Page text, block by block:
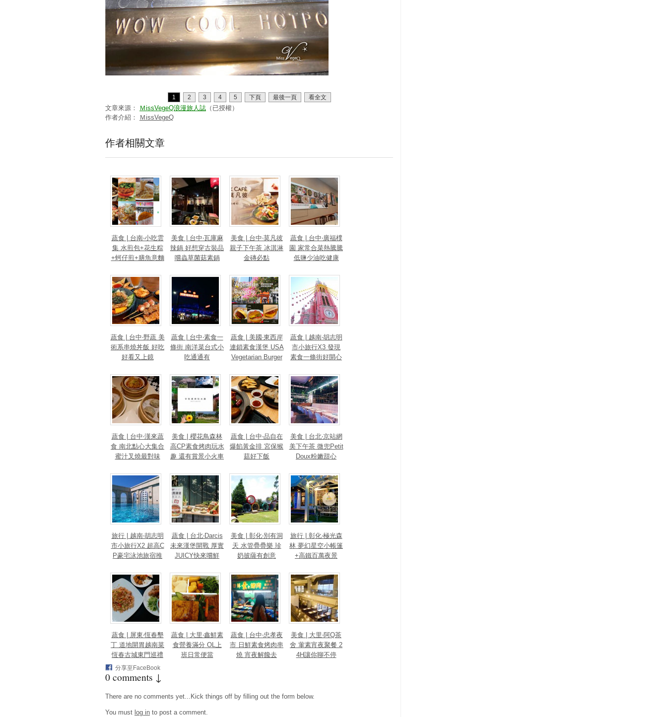
1 2 3 4 5 下頁 最後一頁 看全文
文章來源： ＭissVegeQ浪漫旅人誌 （已授權）
作者介紹：
ＭissVegeQ
作者相關文章
蔬食 | 台南‧小吃雲
集 水煎包+花生粽
+蚵仔煎+膳魚意麵
美食 | 台中‧瓦庫麻
辣鍋 好想穿古裝品
嚐蟲草菌菇素鍋
美食 | 台中‧莫凡彼
親子下午茶 冰淇淋
金磚必點
蔬食 | 台中‧廣福樸
園 家常合菜熱騰騰
低鹽少油吃健康
蔬食 | 台中‧野蔬 美
術系串燒丼飯 好吃
好看又上鏡
蔬食 | 台中‧素食一
條街 南洋菜台式小
吃通通有
蔬食 | 美國‧東西岸
連鎖素食漢堡 USA
Vegetarian Burger
蔬食 | 越南‧胡志明
市小旅行X3 發現
素食一條街好開心
蔬食 | 台中‧漢來蔬
食 南北點心大集合
蜜汁叉燒最對味
美食 | 櫻花鳥森林
高CP素食烤肉玩水
趣 還有賞景小火車
蔬食 | 台中‧品自在
爆餡黃金排 宮保猴
菇好下飯
美食 | 台北‧京站網
美下午茶 微兜Petit
Doux粉嫩甜心
旅行 | 越南‧胡志明
市小旅行X2 超高C
P豪宅泳池旅宿推
蔬食 | 台北‧Darcis
未來漢堡開戰 厚實
JUICY快來嚐鮮
美食 | 彰化‧別有洞
天 水管疊疊樂 珍
奶披薩有創意
旅行 | 彰化‧極光森
林 夢幻星空小帳篷
+高鐵百萬夜景
蔬食 | 屏東‧恆春墾
丁 道地開胃越南菜
恆春古城東門巡禮
蔬食 | 大里‧鑫鮮素
食營養滿分 OL上
班日常便當
蔬食 | 台中‧忠孝夜
市 日鮮素食烤肉串
燒 宵夜解饞去
美食 | 大里‧阿Q茶
舍 葷素宵夜聚餐 2
4H讓你聊不停
分享至FaceBook
0 comments ↓
There are no comments yet...Kick things off by filling out the form below.
You must log in to post a comment.